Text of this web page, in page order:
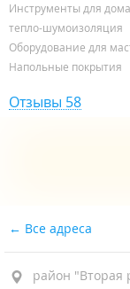
Инструменты для дома
тепло-шумоизоляция
Оборудование для
Напольные покрытия
Отзывы 58
Все адреса
район "Вторая